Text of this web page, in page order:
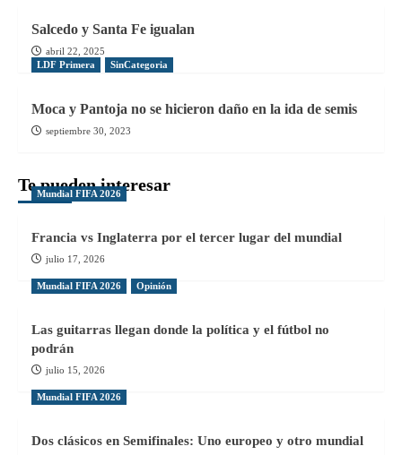
Salcedo y Santa Fe igualan
abril 22, 2025
LDF Primera
SinCategoria
Moca y Pantoja no se hicieron daño en la ida de semis
septiembre 30, 2023
Te pueden interesar
Mundial FIFA 2026
Francia vs Inglaterra por el tercer lugar del mundial
julio 17, 2026
Mundial FIFA 2026 Opinión
Las guitarras llegan donde la política y el fútbol no
podrán
julio 15, 2026
Mundial FIFA 2026
Dos clásicos en Semifinales: Uno europeo y otro mundial